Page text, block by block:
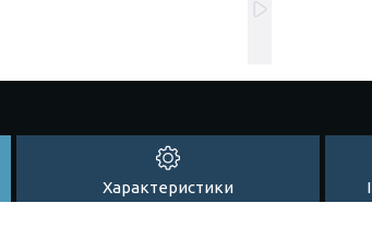
Характеристики